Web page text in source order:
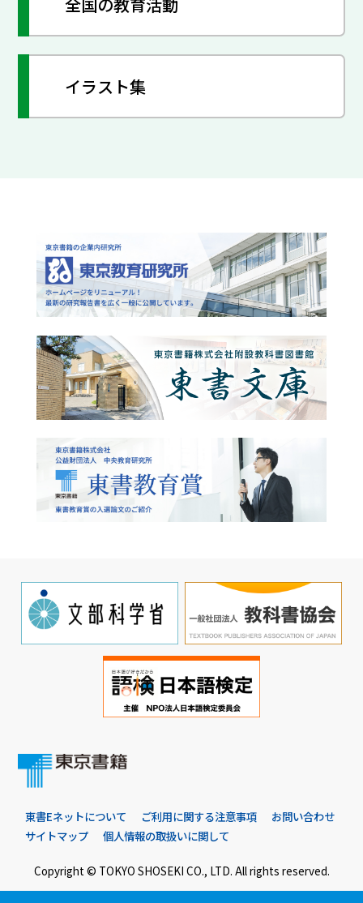
イラスト集
東書Eネットについて ご利用に関する注意事項
お問い合わせ
サイトマップ
個人情報の取扱いに関して
Copyright © TOKYO SHOSEKI CO., LTD. All rights reserved.